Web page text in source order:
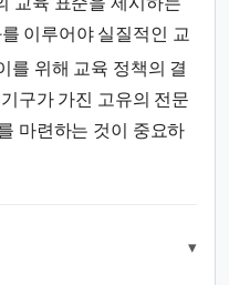
이루어야 실질적인 교
를 위해 교육 정책의 결
구가 가진 고유의 전문
마련하는 것이 중요하
▾